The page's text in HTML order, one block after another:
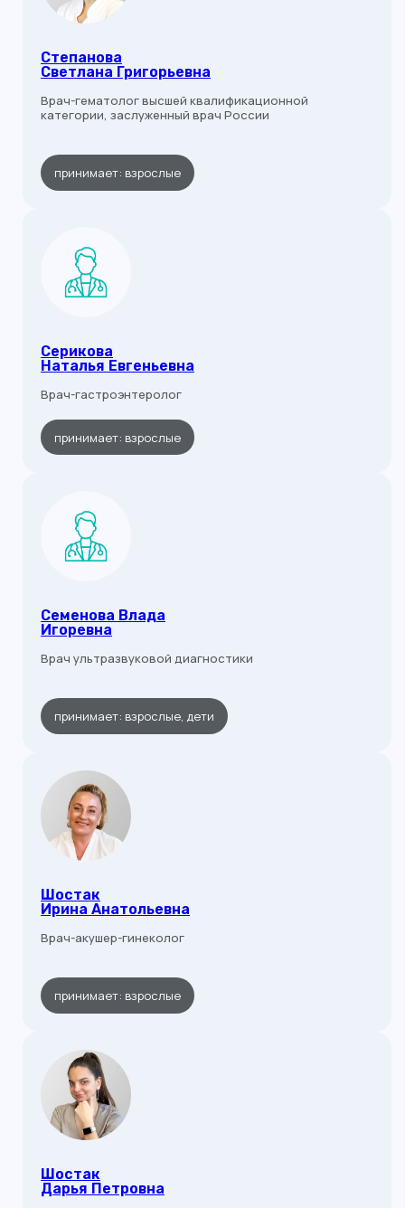
Степанова
Светлана Григорьевна
Врач-гематолог высшей квалификационной
категории, заслуженный врач России
принимает: взрослые
Серикова
Наталья Евгеньевна
Врач-гастроэнтеролог
принимает: взрослые
Семенова Влада
Игоревна
Врач ультразвуковой диагностики
принимает: взрослые, дети
Шостак
Ирина Анатольевна
Врач-акушер-гинеколог
принимает: взрослые
Шостак
Дарья Петровна